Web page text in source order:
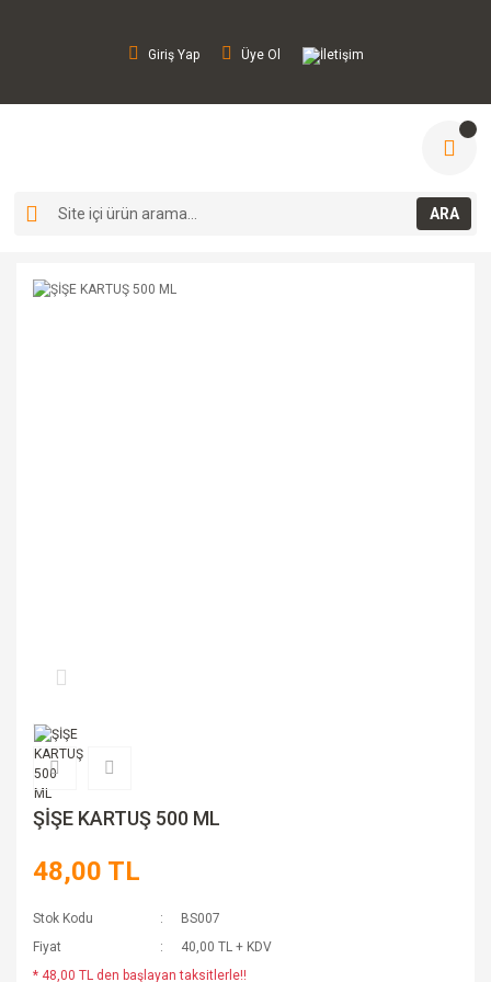
Giriş Yap Üye Ol İletişim
ARA
ŞİŞE KARTUŞ 500 ML
48,00 TL
Stok Kodu
BS007
Fiyat
40,00 TL + KDV
* 48,00 TL den başlayan taksitlerle!!